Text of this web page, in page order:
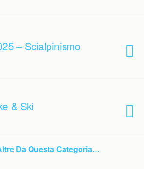
– Scialpinismo
& Ski
Da Questa Categoria…